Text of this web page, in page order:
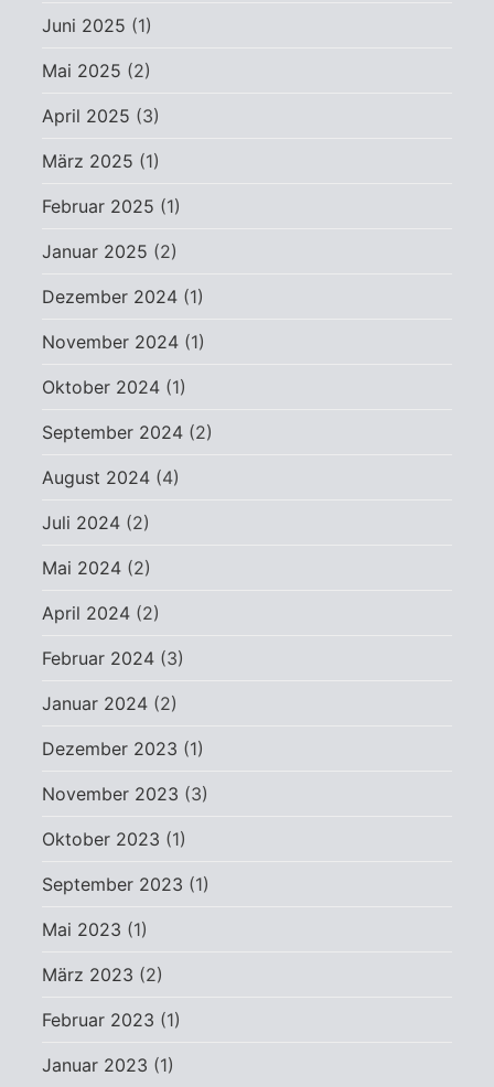
Juni 2025 (1)
Mai 2025 (2)
April 2025 (3)
März 2025 (1)
Februar 2025 (1)
Januar 2025 (2)
Dezember 2024 (1)
November 2024 (1)
Oktober 2024 (1)
September 2024 (2)
August 2024 (4)
Juli 2024 (2)
Mai 2024 (2)
April 2024 (2)
Februar 2024 (3)
Januar 2024 (2)
Dezember 2023 (1)
November 2023 (3)
Oktober 2023 (1)
September 2023 (1)
Mai 2023 (1)
März 2023 (2)
Februar 2023 (1)
Januar 2023 (1)